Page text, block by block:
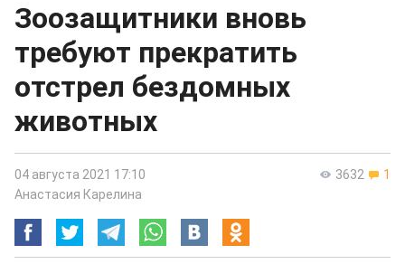
Зоозащитники вновь
требуют прекратить
отстрел бездомных
животных
3632 1
04 августа 2021 17:10
Анастасия Карелина